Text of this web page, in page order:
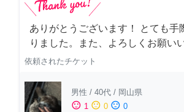
ありがとうございます！ とても手
りました。また、よろしくお願い
依頼されたチケット
男性 / 40代 / 岡山県
sentiment_satisfied 1 sentiment_neutral 0 sentiment_dissatisfied 0